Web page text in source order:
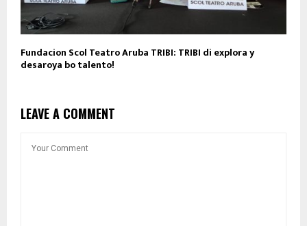
Fundacion Scol Teatro Aruba TRIBI: TRIBI di explora y
desaroya bo talento!
LEAVE A COMMENT